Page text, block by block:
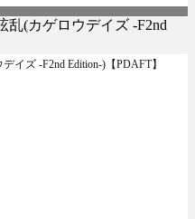
イズ -F2nd Edition-)【PDAFT】